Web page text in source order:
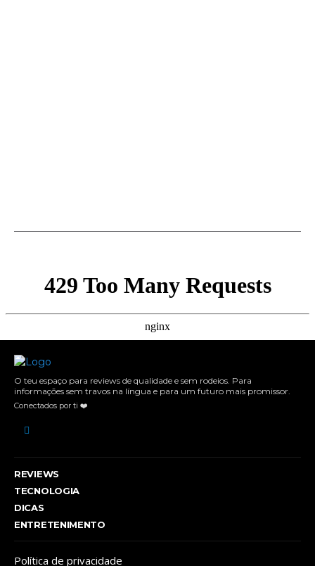
O teu espaço para reviews de qualidade e sem rodeios. Para
informações sem travos na língua e para um futuro mais promissor.
Conectados por ti ❤️
REVIEWS
TECNOLOGIA
DICAS
ENTRETENIMENTO
Política de privacidade